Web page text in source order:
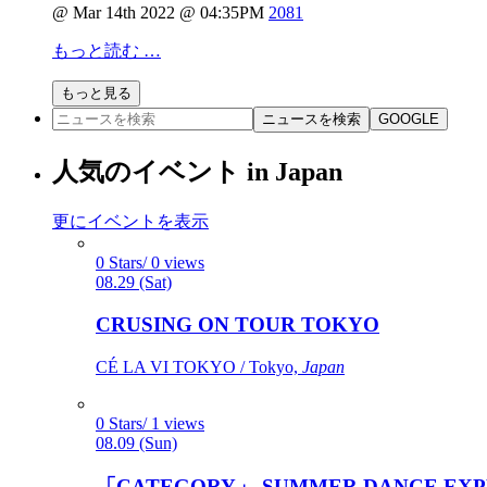
@ Mar 14th 2022 @ 04:35PM 2081
もっと読む …
もっと見る
ニュースを検索
GOOGLE
人気のイベント in Japan
更にイベントを表示
0 Stars/ 0 views
08.29 (Sat)
CRUSING ON TOUR TOKYO
CÉ LA VI TOKYO / Tokyo, Japan
0 Stars/ 1 views
08.09 (Sun)